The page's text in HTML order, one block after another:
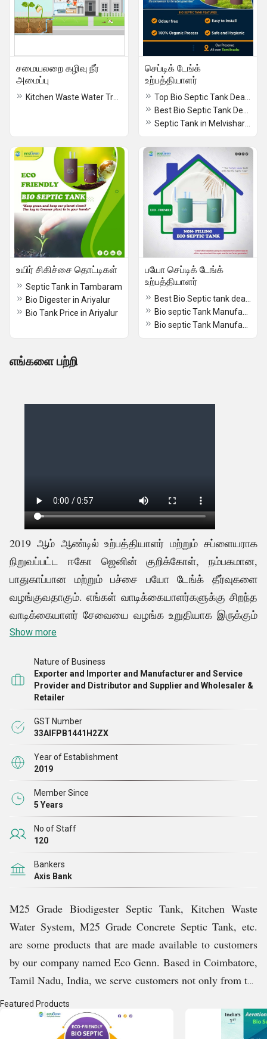
சமையலறை கழிவு நீர்
அமைப்பு
செப்டிக் டேங்க்
உற்பத்தியாளர்
உயிர் சிகிச்சை தொட்டிகள்
Septic Tank in Tambaram
Bio Digester in Ariyalur
Bio Tank Price in Ariyalur
பயோ செப்டிக் டேங்க்
உற்பத்தியாளர்
எங்களை பற்றி
2019 ஆம் ஆண்டில் உற்பத்தியாளர் மற்றும் சப்ளையராக
நிறுவப்பட்ட ஈகோ ஜெனின் குறிக்கோள், நம்பகமான,
பாதுகாப்பான மற்றும் பச்சை பயோ டேங்க் தீர்வுகளை
வழங்குவதாகும். எங்கள் வாடிக்கையாளர்களுக்கு சிறந்த
வாடிக்கையாளர் சேவையை வழங்க உறுதியாக இருக்கும்
ஒரு குடும்பம் நடத்தும் நிறுவனமாக நாங்கள்
கூறுகளிலிருந்து கட்டப்பட்டுள்ளன மற்றும் குடியிருப்பு,
வணிக மற்றும் தொழில்துறை உள்ளிட்ட பல்வேறு
சூழல்களில் பயன்படுத்தப்படலாம். எங்களிடமிருந்து எம் 25
கிரேட் பயோடைஜெஸ்டர் செப்டிக் டேங்க், குளியல் கழிவு
நீர் அமைப்பு, சமையலறை கழிவு நீர் அமைப்பு, எம் 30
கிரேட் பயோ செப்டிக் டேங்க் மற்றும் பல தயாரிப்புகளை
வாங்கலாம் எங்கள் நிறுவப்பட்ட சில ஆண்டுகளுக்குள்,
நாங்கள் நமக்கு ஒரு வலுவான சந்தை நிலையை
உருவாக்கியுள்ளோம், மேலும் இது அதே சிறந்த தளத்துடன்
பணியாற்ற எங்களை ஊக்குவிக்கிறது.
எங்கள் விஷன்
பார்வையுடன் நிறுவப்பட்டது. பயோ செப்டிக் டாங்கிகள்
மற்றும் கிரீஸ் பொறிகளின் சிறந்த உற்பத்தியாளராக, ஆன்-
சைட் பயன்படுத்தப்பட்ட நீர் நிர்வாகத்திற்கான
ஆக்கபூர்வமான, நீண்ட கால தீர்வுகளை சுற்றுச்சூழல்
பாதுகாப்பிற்கு எங்களுக்கு வலுவான அர்ப்பணிப்பு
இருப்பதால், மக்கள் மற்றும் சுற்றுச்சூழல் இருவரின்
ஆரோக்கியத்தையும் நல்வாழ்வையும்
Show more
Nature of Business
Exporter and Importer and Manufacturer and Service
Provider and Distributor and Supplier and Wholesaler &
Retailer
GST Number
33AIFPB1441H2ZX
Year of Establishment
2019
Member Since
5 Years
No of Staff
120
Bankers
Axis Bank
M25 Grade Biodigester Septic Tank, Kitchen Waste
Water System, M25 Grade Concrete Septic Tank, etc.
are some products that are made available to customers
by our company named Eco Genn. Based in Coimbatore,
Tamil Nadu, India, we serve customers not only from the
particular state but throughout the country. Ours is a
successful business, and the growth that we have
encountered in these years is the result of our
Featured Products